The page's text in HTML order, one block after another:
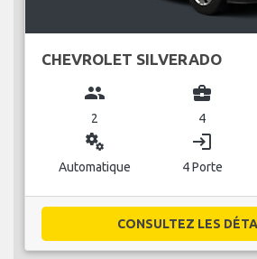
CHEVROLET SILVERADO
group
2
business_center
4
miscellaneous_services
Automatique
login
4 Porte
CONSULTEZ LES